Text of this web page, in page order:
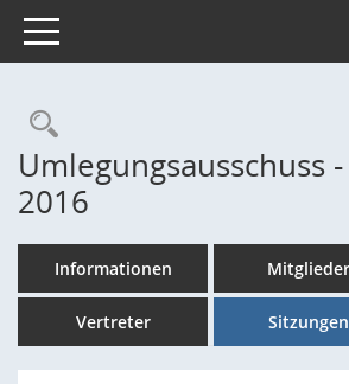
Toggle navigation
Rechercheauswahl
Umlegungsausschuss
2016
Informationen Mitglieder
Vertreter Sitzungen